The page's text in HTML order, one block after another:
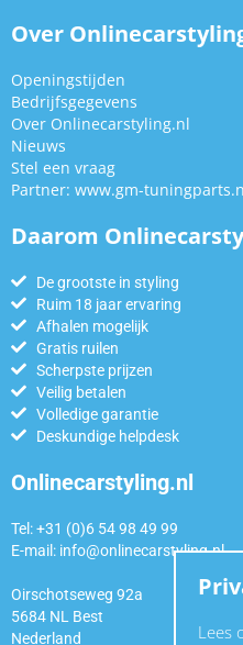
Over
Openingstijden
Bedrijfsgegevens
Over Onlinecarstyling.nl
Nieuws
Stel een vraag
Partner: www.gm-
Daarom
De grootste in styling
Ruim 18 jaar ervaring
Afhalen mogelijk
Gratis ruilen
Scherpste prijzen
Veilig betalen
Volledige garantie
Deskundige helpdesk
Onlinecarstyling.nl
Tel: +31 (0)6 54 98 49 99
E-mail: info@onlinecarstyling.nl
Oirschotseweg 92a
5684 NL Best
Nederland
Lees